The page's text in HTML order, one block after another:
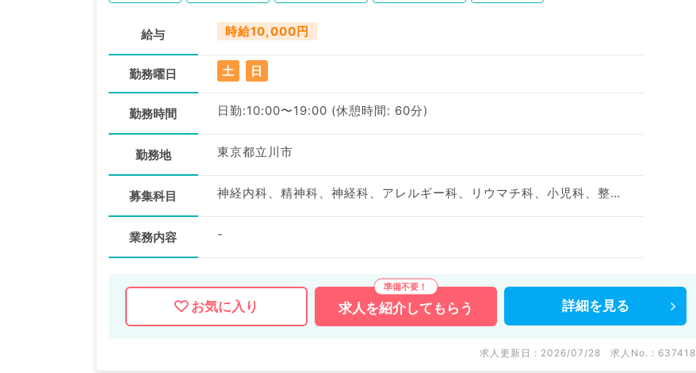
給与 時給10,000円
勤務曜日 土 日
勤務時間 日勤:10:00〜19:00 (休憩時間: 60分)
勤務地 東京都立川市
募集科目 神経内科、精神科、神経科、アレルギー科、リウマチ科、小児科、整形外科、形成外科、美容外科、脳神経外科、呼吸器外科、心臓血管外科、小児外科、皮膚科、泌尿器科、産婦人科、産科、婦人科、眼科、耳鼻咽喉科、気管食道科、放射線科、リハビリテーション科、麻酔科、ペインクリニック、人工透析科、緩和ケア科、一般内科、循環器内科、呼吸器内科、消化器内科、内分泌・代謝内科、腎臓内科、老年内科、血液内科、外科系全般、一般外科、消化器外科、乳腺外科、総合診療科、美容皮膚科、健診・人間ドック、救急科・ＩＣＵ、病理科、基礎医学系、膠原病科、スポーツ整形外科、大腸・肛門外科、産業医、科目不問
業務内容 -
お気に入り 求人を紹介してもらう 詳細を 見る
求人更新日 : 2026/07/28 求人No. : 637418